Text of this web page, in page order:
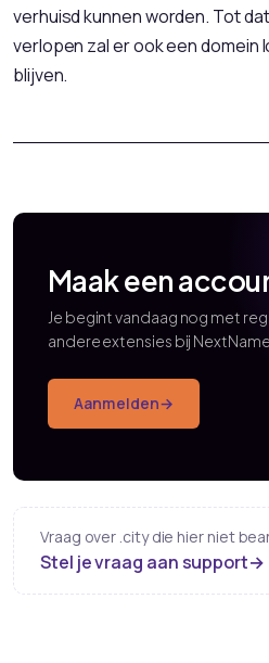
verhuisd kunnen worden. Tot
verlopen zal er ook een domein
blijven.
Maak een
Je begint vandaag nog met
andere extensies bij
Aanmelden→
Vraag over .city die hier niet
Stel je vraag aan support→